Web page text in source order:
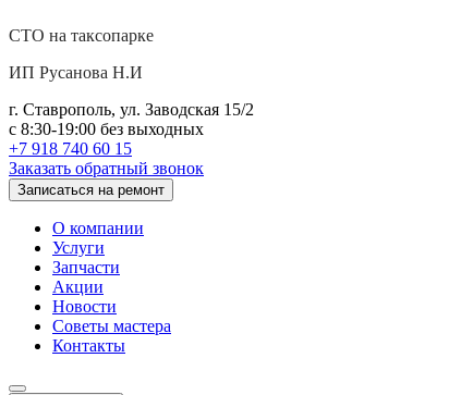
СТО на таксопарке
ИП Русанова Н.И
г. Ставрополь, ул. Заводская 15/2
с 8:30-19:00 без выходных
+7 918 740 60 15
Заказать обратный звонок
Записаться на ремонт
О компании
Услуги
Запчасти
Акции
Новости
Советы мастера
Контакты